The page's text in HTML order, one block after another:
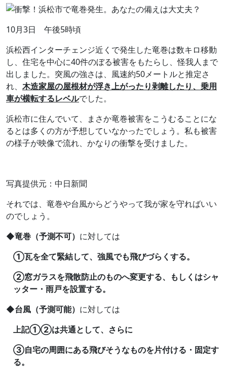
10月3日 午後5時頃
浜松西インターチェンジ近くで発生した竜巻は数キロ移動
し、住宅を中心に40件のぼる被害をもたらし、怪我人まで
出しました。突風の強さは、風速約50メートルと推定さ
れ、 木造家屋の屋根材が浮き上がったり剥離したり、乗用
車が横転するレベルでした。
浜松市に住んでいて、まさか竜巻被害をこうむることにな
るとは多くの方が予想していなかったでしょう。私も被害
の様子が映像で流れ、かなりの衝撃を受けました。
写真提供元：中日新聞
それでは、竜巻や台風からどうやって我が家を守ればいい
のでしょう。
◆竜巻（予測不可） に対しては
①瓦を全て緊結して、強風でも飛びづらくする。
②窓ガラスを飛散防止のものへ変更する、もしくはシャ
ッター・雨戸を設置する。
◆台風（予測可能） に対しては
上記①②は共通として、さらに
③自宅の周囲にある飛びそうなものを片付ける・固定す
る。